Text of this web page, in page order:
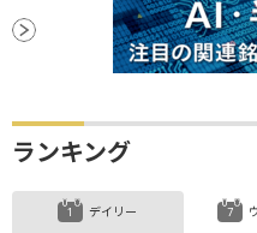
ランキング
デイリー